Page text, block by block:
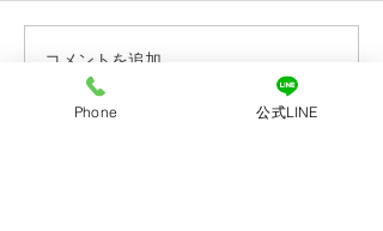
7月28日(火)午後診療 代
診のお知らせ
コメントを追加…
Phone 公式LINE